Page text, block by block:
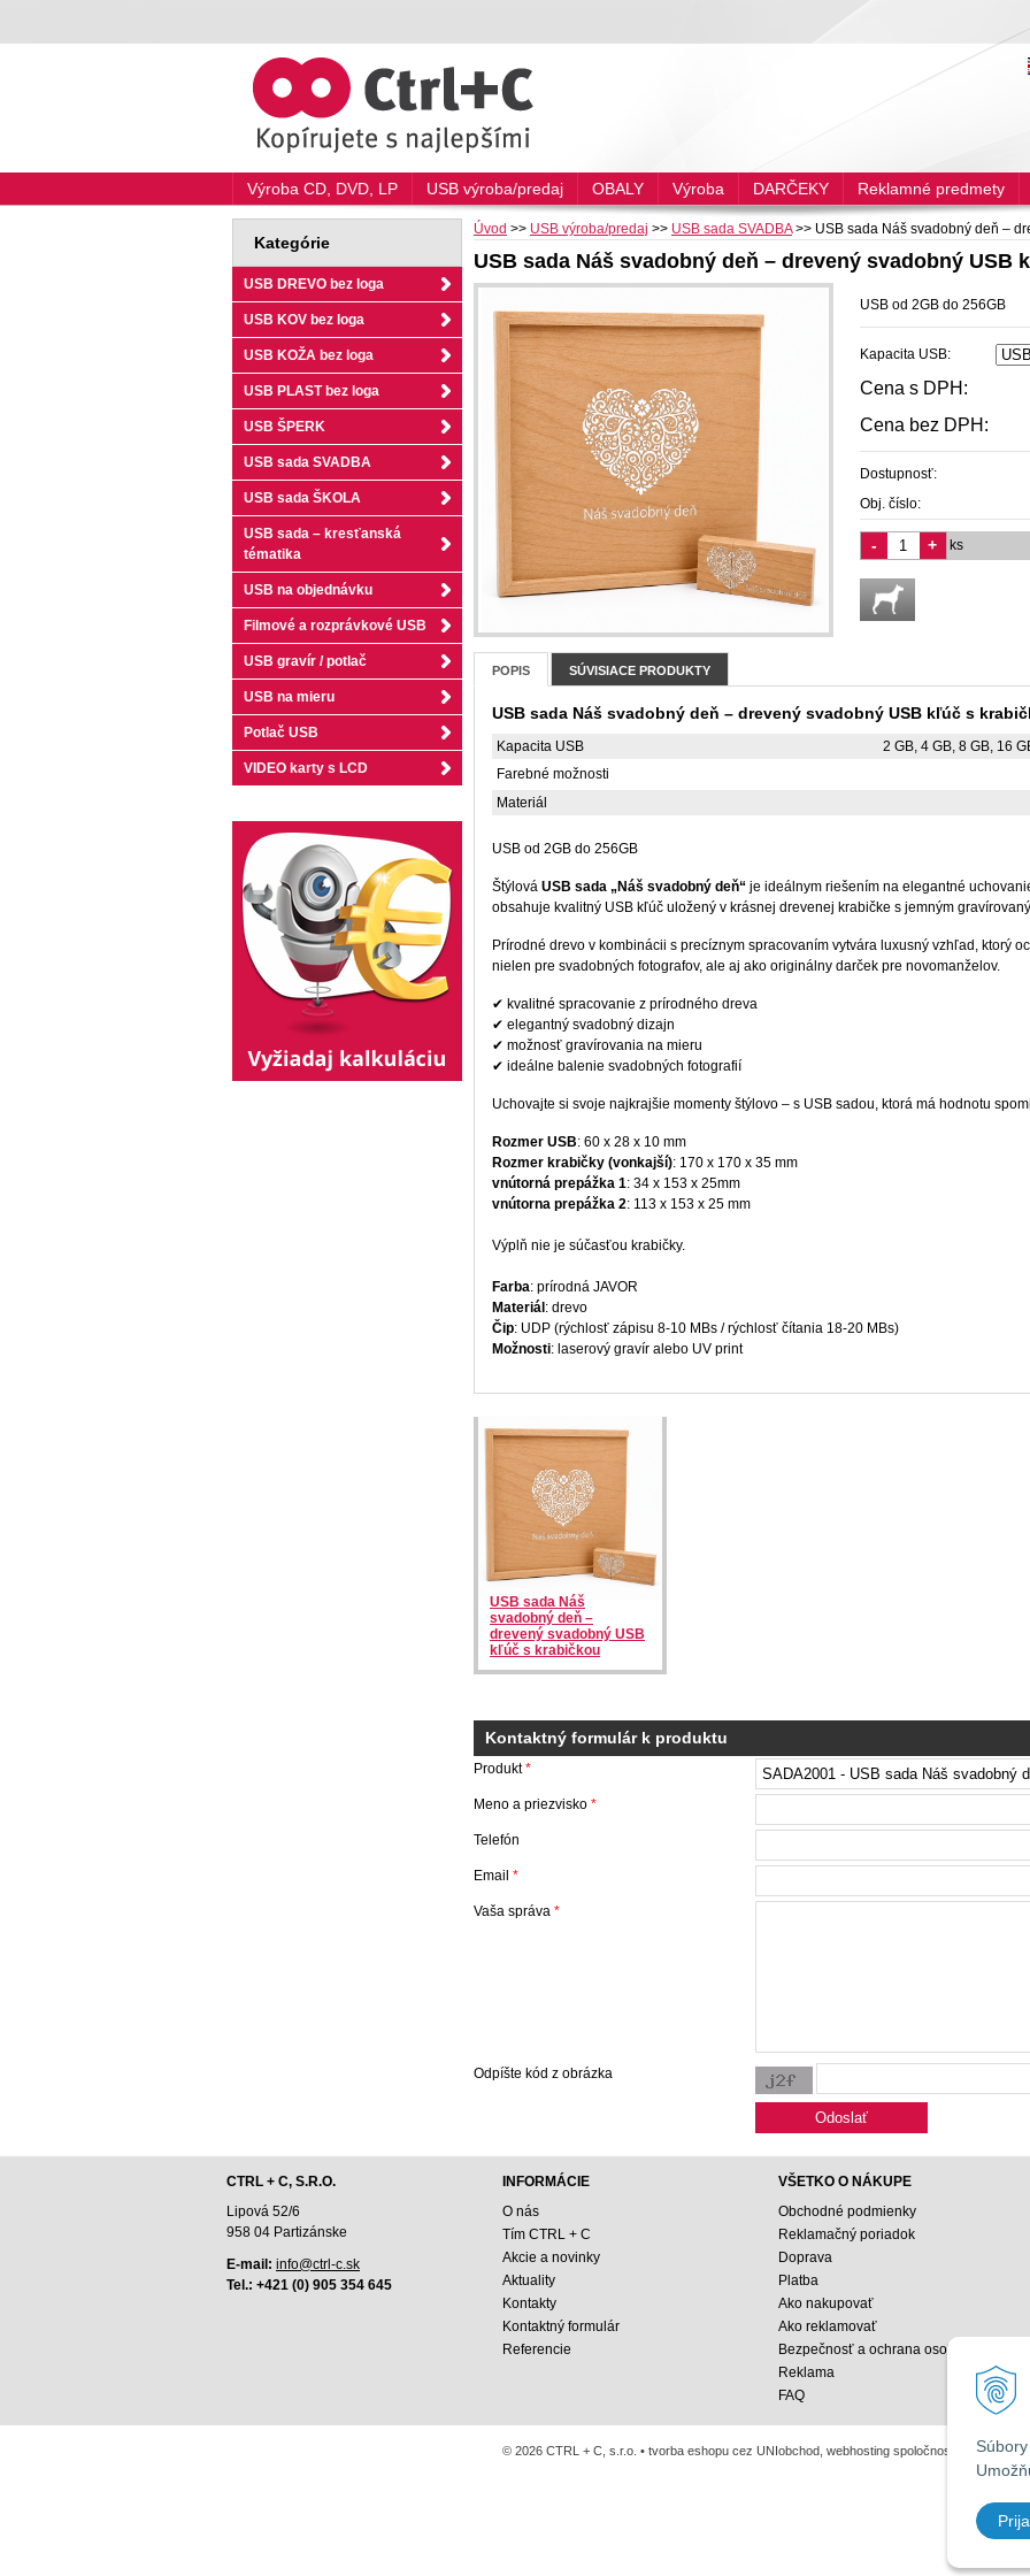
Úvod >> USB výroba/predaj >> USB sada SVADBA >> USB sada Náš svadobný deň –
USB sada Náš svadobný deň – drevený svadobný USB
USB od 2GB do 256GB
Kapacita USB:
Cena s DPH:
Cena bez DPH:
Dostupnosť:
Obj. číslo:
- + ks
POPIS SÚVISIACE PRODUKTY
USB sada Náš svadobný deň – drevený svadobný USB kľúč s
Kapacita USB
2 GB, 4 GB, 8 GB, 16
Farebné možnosti
Materiál
USB od 2GB do 256GB
Štýlová USB sada „Náš svadobný deň“je ideálnym riešením na elegantné
obsahuje kvalitný USB kľúč uložený v krásnej drevenej krabičke s jemným
Prírodné drevo v kombinácii s precíznym spracovaním vytvára luxusný vzhľad, ktorý
nielen pre svadobných fotografov, ale aj ako originálny darček pre novomanželov.
✔ kvalitné spracovanie z prírodného dreva
✔ elegantný svadobný dizajn
✔ možnosť gravírovania na mieru
✔ ideálne balenie svadobných fotografií
Uchovajte si svoje najkrajšie momenty štýlovo – s USB sadou, ktorá má hodnotu
Rozmer USB: 60 x 28 x 10 mm
Rozmer krabičky (vonkajší): 170 x 170 x 35 mm
vnútorná prepážka 1: 34 x 153 x 25mm
vnútorna prepážka 2: 113 x 153 x 25 mm
Výplň nie je súčasťou krabičky.
Farba: prírodná JAVOR
Materiál: drevo
Čip: UDP (rýchlosť zápisu 8-10 MBs / rýchlosť čítania 18-20 MBs)
Možnosti: laserový gravír alebo UV print
USB sada Náš
svadobný deň –
drevený svadobný USB
kľúč s krabičkou
Kontaktný formulár k produktu
Produkt*
Meno a priezvisko *
Telefón
Email *
Vaša správa *
Odpíšte kód z obrázka
Kategórie
USB DREVO bez loga
USB KOV bez loga
USB KOŽA bez loga
USB PLAST bez loga
USB ŠPERK
USB sada SVADBA
USB sada ŠKOLA
USB sada – kresťanská
tématika
USB na objednávku
Filmové a rozprávkové USB
USB gravír / potlač
USB na mieru
Potlač USB
VIDEO karty s LCD
Výroba CD, DVD, LP USB výroba/predaj OBALY Výroba DARČEKY Reklamné predmety
CTRL + C, S.R.O.
Lipová 52/6
958 04 Partizánske
E-mail: info@ctrl-c.sk
Tel.: +421 (0) 905 354 645
INFORMÁCIE
O nás
Tím CTRL + C
Akcie a novinky
Aktuality
Kontakty
Kontaktný formulár
Referencie
VŠETKO O NÁKUPE
Obchodné podmienky
Reklamačný poriadok
Doprava
Platba
Ako nakupovať
Ako reklamovať
Bezpečnosť a ochrana osobných údajov
Reklama
FAQ
© 2026 CTRL + C, s.r.o. • tvorba eshopu cez UNIobchod webhosting spoločnosti